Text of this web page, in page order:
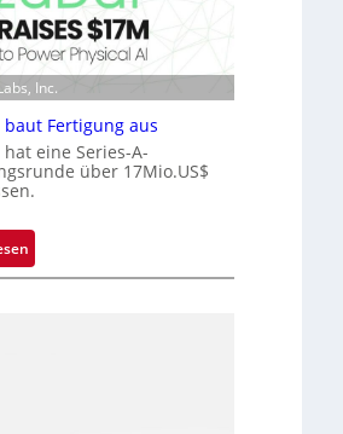
k
V
i
s
i
o
n
c
h
i
p
l
a
n
Ü
b
Inc.
baut Fertigung aus
eine Series-A-
über 17Mio.US$
Z